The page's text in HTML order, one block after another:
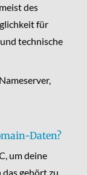
des
für
technische
Daten?
um deine
das gehört zu